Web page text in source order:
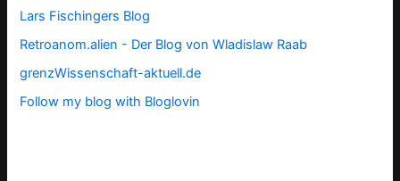
Lars Fischingers Blog
Retroanom.alien - Der Blog von Wladislaw Raab
grenzWissenschaft-aktuell.de
Follow my blog with Bloglovin